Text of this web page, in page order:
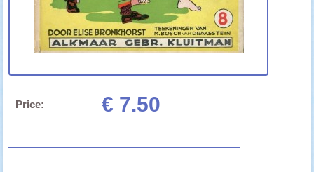
Price: € 7.50